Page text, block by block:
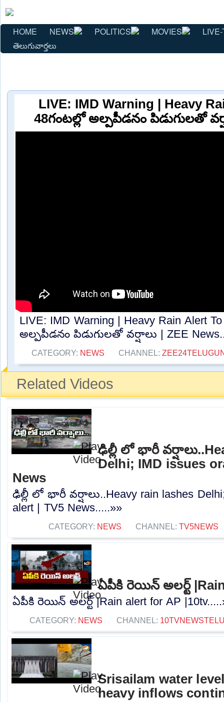
HOME NEWS POLITICS MOVIES
తెలుగువార్తలు
LIVE: IMD Warning | Heavy
48గంటల్లో అల్పపీడనం పిడుగులతో
LIVE: IMD Warning | Heavy Rain Alert
అల్పపీడనం పిడుగులతో వర్షాలు | ZEE
CATEGORY: NEWS CHANNEL:
Related Videos
ఢిల్లీ లో భారీ
Delhi; IMD issues
News
ఢిల్లీ లో భారీ వర్షాలు..Heavy rain lashes
alert | TV5 News.....»»
CATEGORY: NEWS CHANNEL: TV5NEWS
ఏపీకి రెయిన్ అలర్ట్
ఏపీకి రెయిన్ అలర్ట్ |Rain alert for AP
CATEGORY: NEWS CHANNEL:
Srisailam water
heavy inflows